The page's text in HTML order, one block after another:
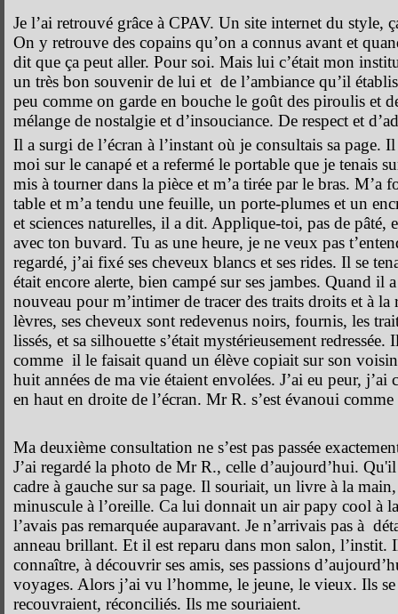
Je l’ai retrouvé grâce à CPAV. Un site internet du style,
On y retrouve des copains qu’on a connus avant et
dit que ça peut aller. Pour soi. Mais lui c’était mon
un très bon souvenir de lui et de l’ambiance qu’il
peu comme on garde en bouche le goût des piroulis et
mélange de nostalgie et d’insouciance. De respect et
Il a surgi de l’écran à l’instant où je consultais sa page. Il
moi sur le canapé et a refermé le portable que je tenais
mis à tourner dans la pièce et m’a tirée par le bras. M’a
table et m’a tendu une feuille, un porte-plumes et un
et sciences naturelles, il a dit. Applique-toi, pas de pâté,
avec ton buvard. Tu as une heure, je ne veux pas
regardé, j’ai fixé ses cheveux blancs et ses rides. Il se
était encore alerte, bien campé sur ses jambes. Quand il
nouveau pour m’intimer de tracer des traits droits et à la
lèvres, ses cheveux sont redevenus noirs, fournis, les
lissés, et sa silhouette s’était mystérieusement redressée.
comme il le faisait quand un élève copiait sur son
huit années de ma vie étaient envolées. J’ai eu peur, j’ai
en haut en droite de l’écran. Mr R. s’est évanoui
Ma deuxième consultation ne s’est pas passée
J’ai regardé la photo de Mr R., celle d’aujourd’hui.
cadre à gauche sur sa page. Il souriait, un livre à la
minuscule à l’oreille. Ca lui donnait un air papy cool à
l’avais pas remarquée auparavant. Je n’arrivais pas à
anneau brillant. Et il est reparu dans mon salon, l’instit.
connaître, à découvrir ses amis, ses passions
voyages. Alors j’ai vu l’homme, le jeune, le vieux. Ils
recouvraient, réconciliés. Ils me souriaient.